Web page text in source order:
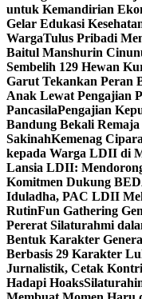
untuk Kemandirian
Gelar Edukasi
WargaTulus Pribadi
Baitul Manshurin
Sembelih 129 Hewan
Garut Tekankan Peran
Anak Lewat Pengajian
PancasilaPengajian
Bandung Bekali
SakinahKemenag
kepada Warga LDII di
Lansia LDII:
Komitmen Dukung
Iduladha, PAC LDII
RutinFun Gathering
Pererat Silaturahmi
Bentuk Karakter
Berbasis 29 Karakter
Jurnalistik, Cetak
Hadapi Hoaks